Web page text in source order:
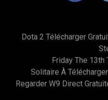
Dota 2 Télécharger
Friday The 13th
Solitaire À
Regarder W9 Direct